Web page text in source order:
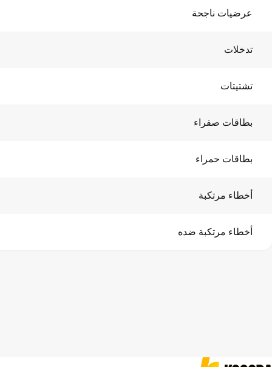
عرضيات ناجحة
تدخلات
تشتيتات
بطاقات صفراء
بطاقات حمراء
أخطاء مرتكبة
أخطاء مرتكبة ضده